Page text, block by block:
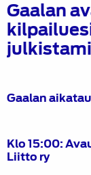
Gaalan
Gaalan
Klo 15:00:
Liitto ry